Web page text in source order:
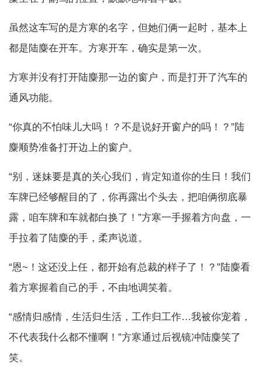
虽然这车写的是方寒的名字，但她们俩一起时，基本上
都是陆麋在开车。方寒开车，确实是第一次。
方寒并没有打开陆麋那一边的窗户，而是打开了汽车的
通风功能。
“你真的不怕味儿大吗！？不是说好开窗户的吗！？”陆
麋顺势准备打开边上的窗户。
“别，迷妹要是真的关心我们，肯定知道你的生日！我们
车牌已经够醒目的了，你再露出个头去，把咱俩彻底暴
露，咱车牌和车就都白换了！”方寒一手握着方向盘，一
手拉着了陆麋的手，柔声说道。
“恩~！这还没上任，都开始有总裁的样子了！？”陆麋看
着方寒握着自己的手，不由地调笑着。
“感情归感情，生活归生活，工作归工作…我被你宠着，
不代表我什么都不懂啊！”方寒通过后视镜冲陆麋笑了
笑。